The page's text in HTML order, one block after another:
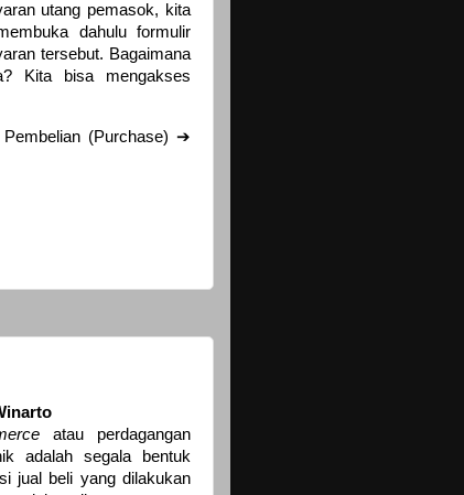
utang pemasok, kita
dahulu formulir
tersebut. Bagaimana
Kita bisa mengakses
(Purchase) ➔
atau perdagangan
adalah segala bentuk
jual beli yang dilakukan